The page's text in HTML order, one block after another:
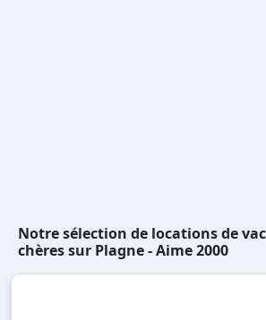
Notre sélection de locations de
chères sur Plagne - Aime 2000